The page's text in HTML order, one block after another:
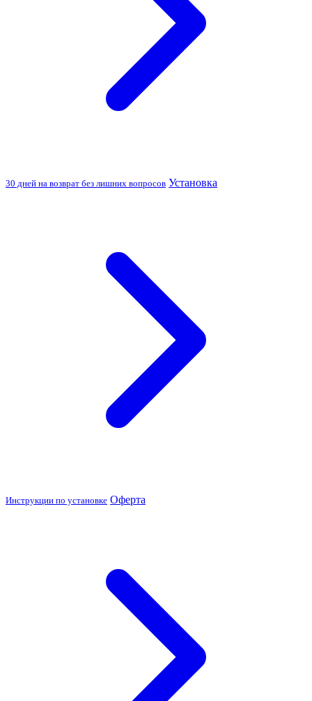
30 дней на возврат без лишних вопросов Установка
Инструкции по установке Оферта